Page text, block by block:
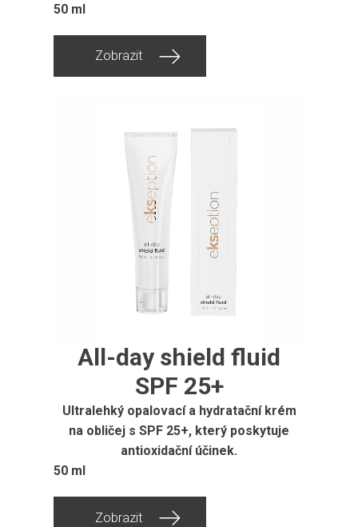
50 ml
Zobrazit
All-day shield fluid
SPF 25+
Ultralehký opalovací a hydratační krém
na obličej s SPF 25+, který poskytuje
antioxidační účinek.
50 ml
Zobrazit